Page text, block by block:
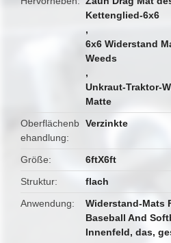
Kettenglied-6x6
,
6x6 Widerstand
Weeds
,
Unkraut-Traktor-
Matte
Oberflächenb
ehandlung
Verzinkte
Größe
6ftX6ft
Struktur
flach
Anwendung
Widerstand-Mats
Baseball And
Innenfeld, das,